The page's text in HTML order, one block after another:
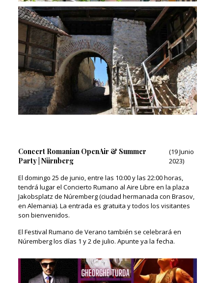
Concert Romanian OpenAir & Summer
Party | Nürnberg
(19 Junio
2023)
El domingo 25 de junio, entre las 10:00 y las 22:00 horas,
tendrá lugar el Concierto Rumano al Aire Libre en la plaza
Jakobsplatz de Núremberg (ciudad hermanada con Brasov,
en Alemania). La entrada es gratuita y todos los visitantes
son bienvenidos.
El Festival Rumano de Verano también se celebrará en
Núremberg los días 1 y 2 de julio. Apunte ya la fecha.